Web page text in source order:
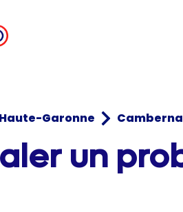
Haute-Garonne
un